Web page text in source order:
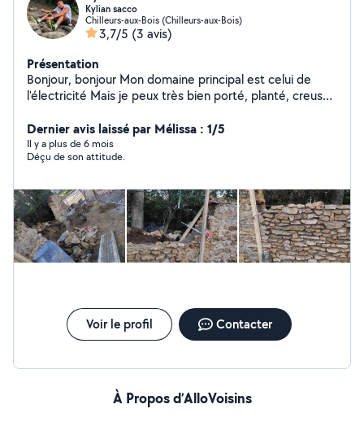
Kylian sacco
Chilleurs-aux-Bois (Chilleurs-aux-Bois)
3,7/5 (3 avis)
Présentation
Bonjour, bonjour Mon domaine principal est celui de
l'électricité Mais je peux très bien porté, planté, creuser,
du moment que cela reste du gros œuvre est non
spécifique. Je travaille dans le calme et le propre, si
jamais vous êtes intéressé alors n'hésitez pas a me
Dernier avis laissé par Mélissa : 1/5
Il y a plus de 6 mois
Déçu de son attitude.
Voir le profil Contacter
À Propos d’AlloVoisins